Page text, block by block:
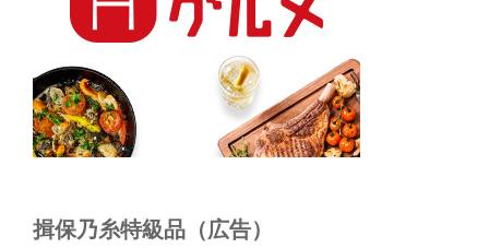
揖保乃糸特級品（広告）